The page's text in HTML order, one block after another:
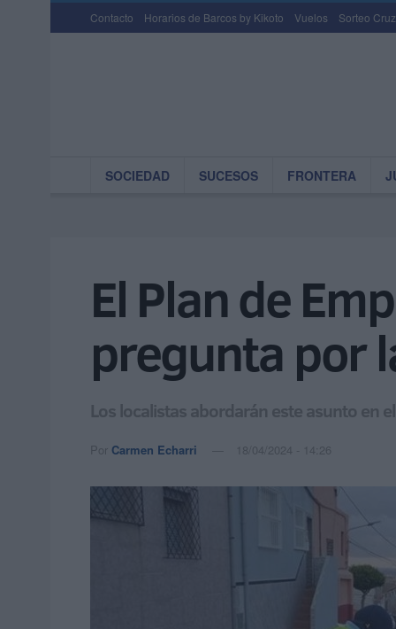
Contacto Horarios de Barcos by Kikoto Vuelos Sorteo
SOCIEDAD SUCESOS FRONTERA
El Plan de
pregunta por
Los localistas abordarán este asunto en
Por Carmen Echarri 18/04/2024 - 14:26